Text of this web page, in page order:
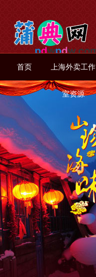
首页 上海外卖工作
室资源